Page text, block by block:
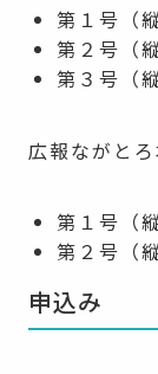
第１号（
第２号（
第３号（
広報ながと
第１号（
第２号（
申込み